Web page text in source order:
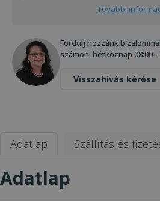
További
Fordulj hozzánk
számon, hétköznap 08:00
Visszahívás kérése
Adatlap Szállítás és
Adatlap